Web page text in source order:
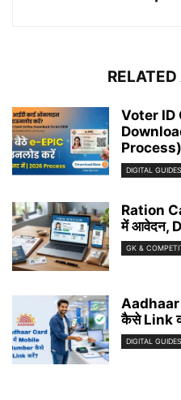
Voter ID
Process)
DIGITAL
Ration
में आवेदन,
GK &
कैसे Link
DIGITAL